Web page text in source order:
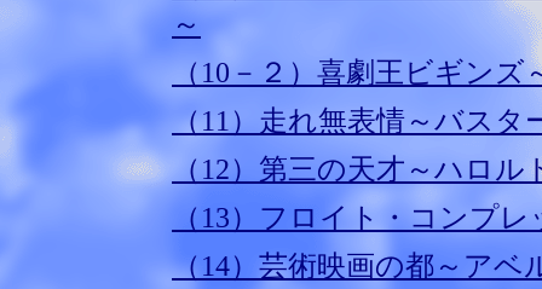
～
（10－２）喜劇王ビギン
（11）走れ無表情～バスタ
（12）第三の天才～ハロ
（13）フロイト・コンプ
（14）芸術映画の都～ア